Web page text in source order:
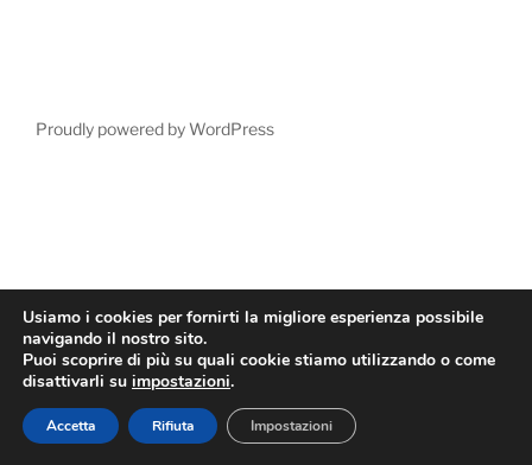
Proudly powered by WordPress
Usiamo i cookies per fornirti la migliore esperienza possibile
navigando il nostro sito.
Puoi scoprire di più su quali cookie stiamo utilizzando o come
disattivarli su impostazioni.
Accetta Rifiuta Impostazioni